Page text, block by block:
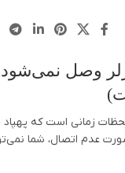
زمانی است که پهپاد
عدم اتصال، شما